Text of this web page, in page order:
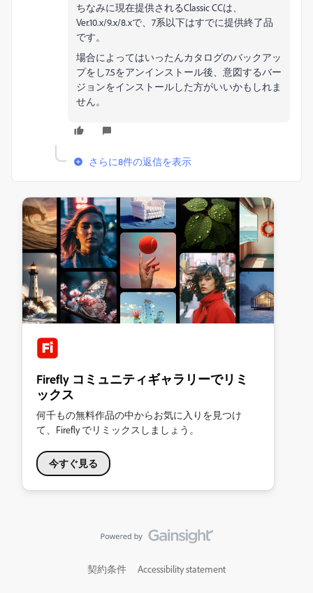
ちなみに現在提供されるClassic CCは、
Ver.10.x/9.x/8.xで、7系以下はすでに提供終了品
です。
場合によってはいったんカタログのバックアッ
プをし7.5をアンインストール後、意図するバー
ジョンをインストールした方がいいかもしれま
せん。
さらに8件の返信を表示
Firefly コミュニティギャラリーでリミ
ックス
何千もの無料作品の中からお気に入りを見つけ
て、Firefly でリミックスしましょう。
今すぐ見る
契約条件 Accessibility statement